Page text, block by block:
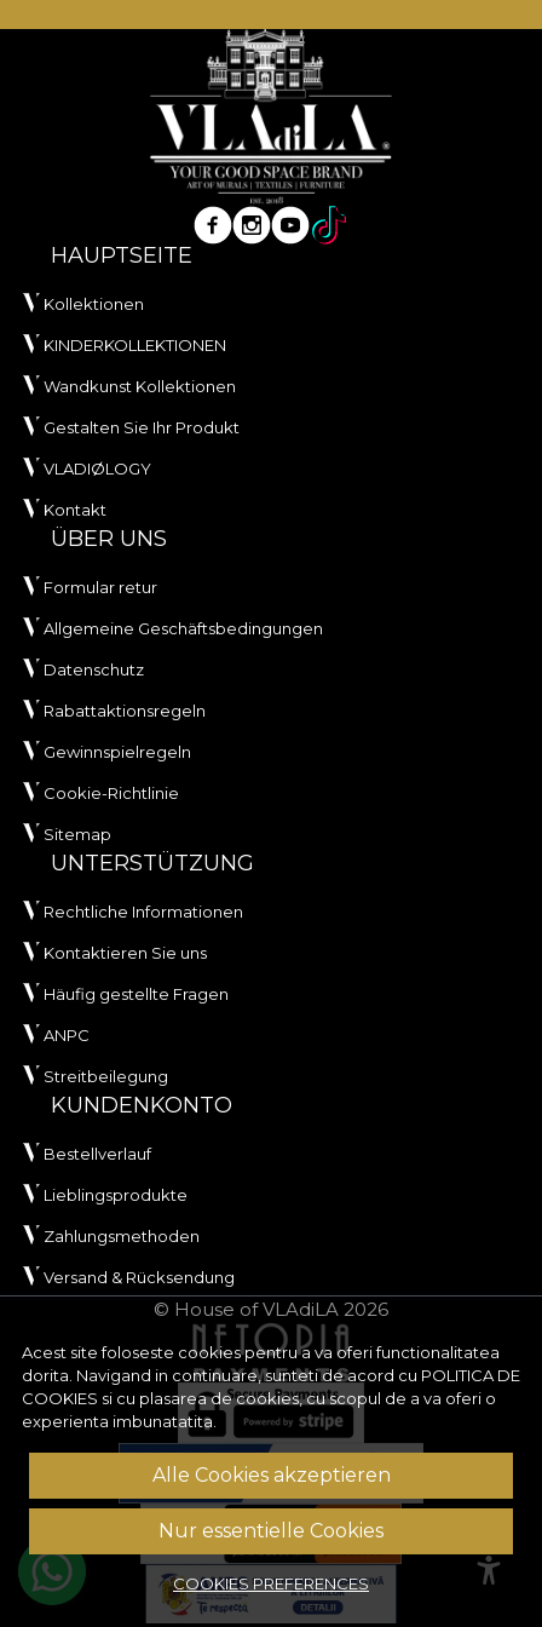
Acest site foloseste cookies pentru a va oferi functionalitatea
dorita. Navigand in continuare, sunteti de acord cu POLITICA DE
COOKIES si cu plasarea de cookies, cu scopul de a va oferi o
experienta imbunatatita.
Alle Cookies akzeptieren
Nur essentielle Cookies
COOKIES PREFERENCES
HAUPTSEITE
Kollektionen
KINDERKOLLEKTIONEN
Wandkunst Kollektionen
Gestalten Sie Ihr Produkt
VLADIØLOGY
Kontakt
ÜBER UNS
Formular retur
Allgemeine Geschäftsbedingungen
Datenschutz
Rabattaktionsregeln
Gewinnspielregeln
Cookie-Richtlinie
Sitemap
UNTERSTÜTZUNG
Rechtliche Informationen
Kontaktieren Sie uns
Häufig gestellte Fragen
ANPC
Streitbeilegung
KUNDENKONTO
Bestellverlauf
Lieblingsprodukte
Zahlungsmethoden
Versand & Rücksendung
© House of VLAdiLA 2026